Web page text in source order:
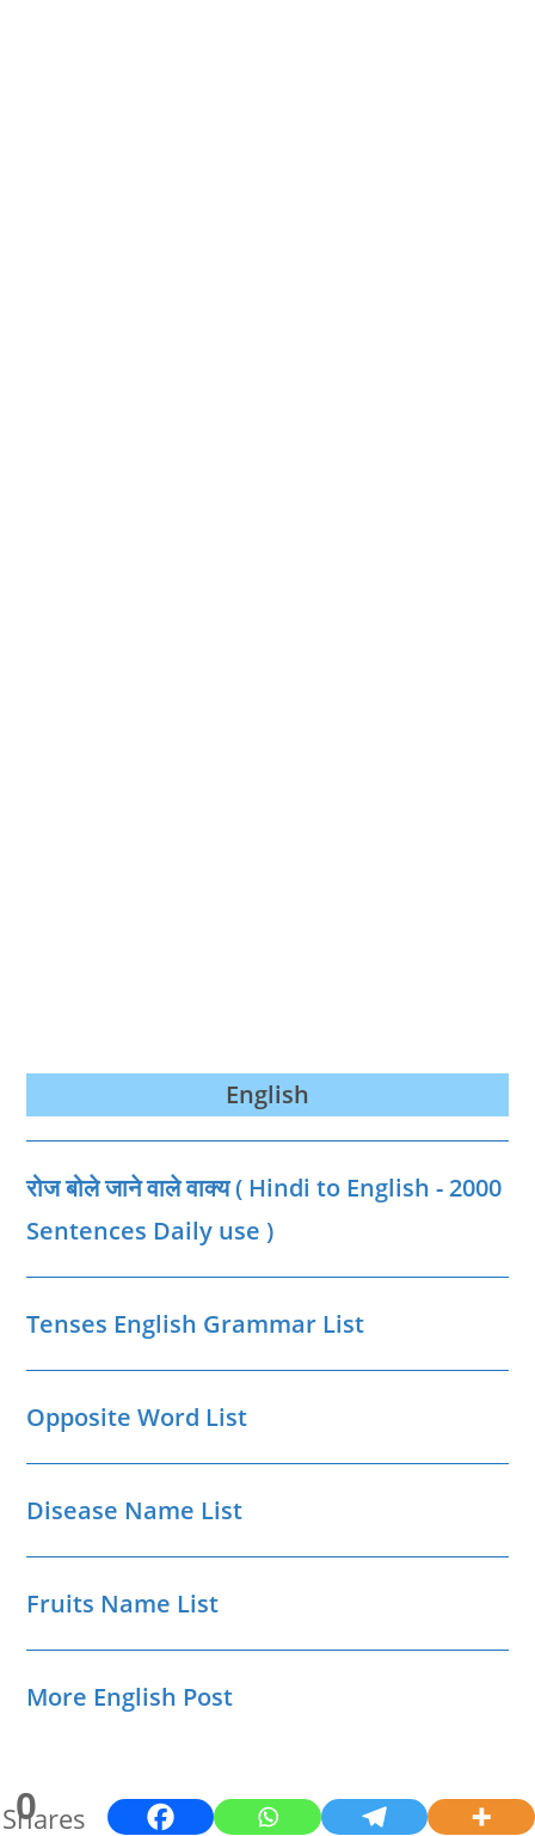
0
Shares
English
रोज बोले जाने वाले वाक्‍य ( Hindi to English - 2000
Sentences Daily use )
Tenses English Grammar List
Opposite Word List
Disease Name List
Fruits Name List
More English Post